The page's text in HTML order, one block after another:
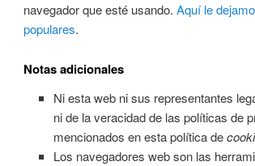
navegador que esté usando. Aquí le
populares.
Notas adicionales
Ni esta web ni sus representantes
ni de la veracidad de las políticas de
mencionados en esta política de
Los navegadores web son las